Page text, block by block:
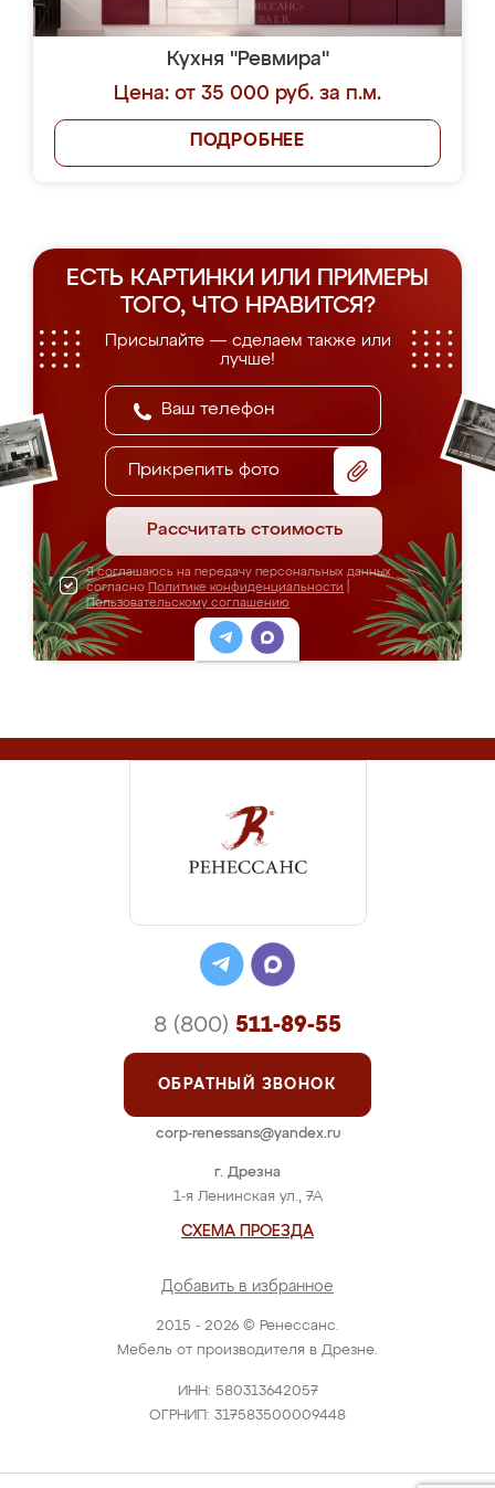
Кухня "Ревмира"
Цена: от 35 000 руб. за п.м.
ПОДРОБНЕЕ
ЕСТЬ КАРТИНКИ ИЛИ ПРИМЕРЫ
ТОГО, ЧТО НРАВИТСЯ?
Присылайте — сделаем также или
лучше!
Прикрепить фото
Рассчитать стоимость
Я соглашаюсь на передачу персональных данных
согласно Политике конфиденциальности
Пользовательскому соглашению
2015 - 2026 © Ренессанс.
Мебель от производителя в Дрезне.
ИНН: 580313642057
ОГРНИП: 317583500009448
г. Дрезна
1-я Ленинская ул., 7А
СХЕМА ПРОЕЗДА
Добавить в избранное
8 (800) 511-89-55
ОБРАТНЫЙ ЗВОНОК
corp-renessans@yandex.ru